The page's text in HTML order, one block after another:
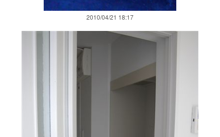
2010/04/21 18:17